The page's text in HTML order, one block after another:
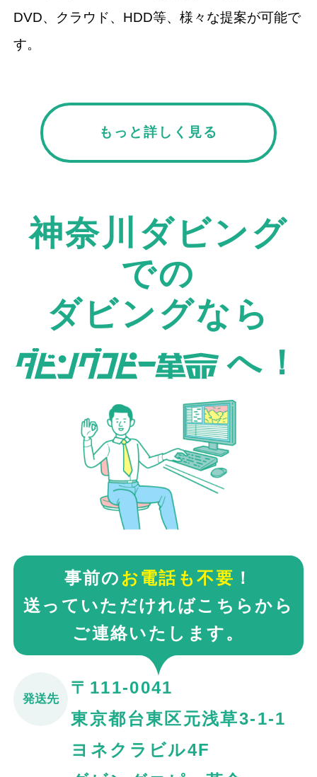
DVD、クラウド、HDD等、様々な提案が可能で
す。
もっと詳しく見る
神奈川ダビング
での
ダビングなら
へ！
事前の お電話も不要 ！
送っていただければこちらから
ご連絡いたします。
発送先
〒111-0041
東京都台東区元浅草3-1-1
ヨネクラビル4F